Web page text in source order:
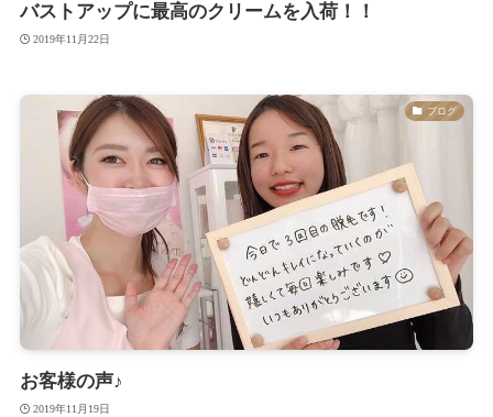
バストアップに最高のクリームを入荷！！
2019年11月22日
ブログ
お客様の声♪
2019年11月19日